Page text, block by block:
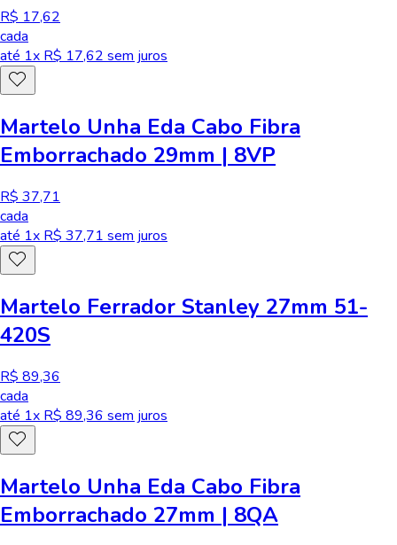
R$ 17,62
cada
até 1x R$ 17,62 sem juros
Martelo Unha Eda Cabo Fibra
Emborrachado 29mm | 8VP
R$ 37,71
cada
até 1x R$ 37,71 sem juros
Martelo Ferrador Stanley 27mm 51-
420S
R$ 89,36
cada
até 1x R$ 89,36 sem juros
Martelo Unha Eda Cabo Fibra
Emborrachado 27mm | 8QA